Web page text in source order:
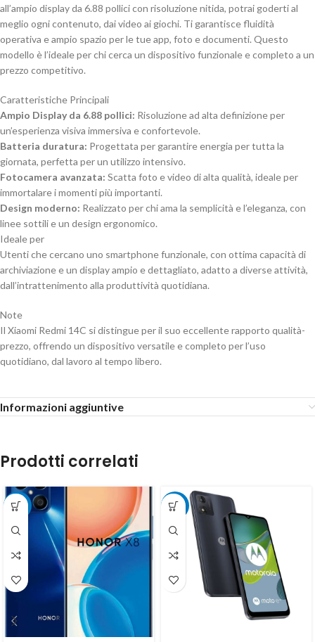
all’ampio display da 6.88 pollici con risoluzione nitida, potrai goderti al
meglio ogni contenuto, dai video ai giochi. Ti garantisce fluidità
operativa e ampio spazio per le tue app, foto e documenti. Questo
modello è l’ideale per chi cerca un dispositivo funzionale e completo a un
prezzo competitivo.
Caratteristiche Principali
Ampio Display da 6.88 pollici: Risoluzione ad alta definizione per
un’esperienza visiva immersiva e confortevole.
Batteria duratura: Progettata per garantire energia per tutta la
giornata, perfetta per un utilizzo intensivo.
Fotocamera avanzata: Scatta foto e video di alta qualità, ideale per
immortalare i momenti più importanti.
Design moderno: Realizzato per chi ama la semplicità e l’eleganza, con
linee sottili e un design ergonomico.
Ideale per
Utenti che cercano uno smartphone funzionale, con ottima capacità di
archiviazione e un display ampio e dettagliato, adatto a diverse attività,
dall’intrattenimento alla produttività quotidiana.
Note
Il Xiaomi Redmi 14C si distingue per il suo eccellente rapporto qualità-
prezzo, offrendo un dispositivo versatile e completo per l’uso
quotidiano, dal lavoro al tempo libero.
Informazioni aggiuntive
Prodotti correlati
-20% -20%